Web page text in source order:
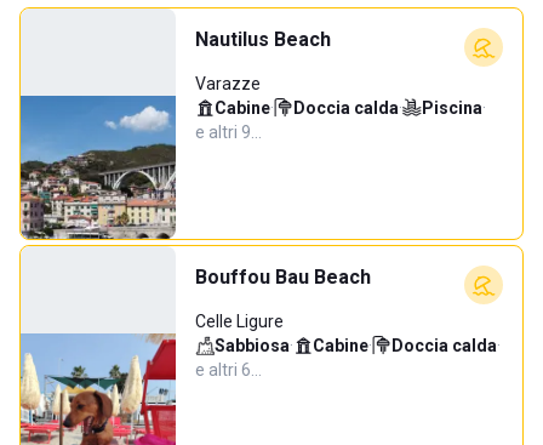
Nautilus Beach
Varazze
Cabine· Doccia calda· Piscina·
e altri 9…
Bouffou Bau Beach
Celle Ligure
Sabbiosa· Cabine· Doccia calda·
e altri 6…